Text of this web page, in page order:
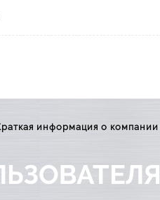
информация о компании